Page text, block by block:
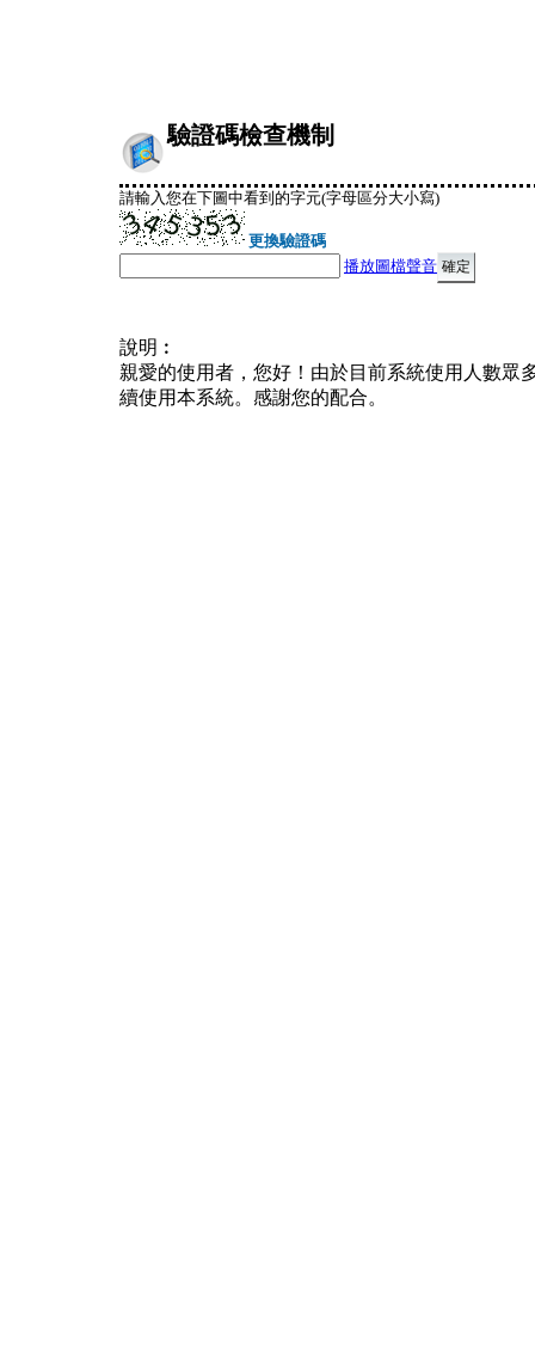
驗證碼檢查機制
請輸入您在下圖中看到的字元(字母區分大小寫)
更換驗證碼
播放圖檔聲音
說明︰
親愛的使用者，您好！由於目前系統使用人數眾
續使用本系統。感謝您的配合。